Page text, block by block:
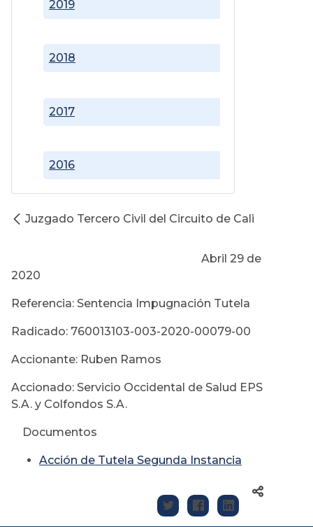
2016
2017
2018
2019
Juzgado Tercero Civil del Circuito de Cali
Abril 29 de
2020
Referencia: Sentencia Impugnación Tutela
Radicado: 760013103-003-2020-00079-00
Accionante: Ruben Ramos
Accionado: Servicio Occidental de Salud EPS
S.A. y Colfondos S.A.
Documentos
Acción de Tutela Segunda Instancia